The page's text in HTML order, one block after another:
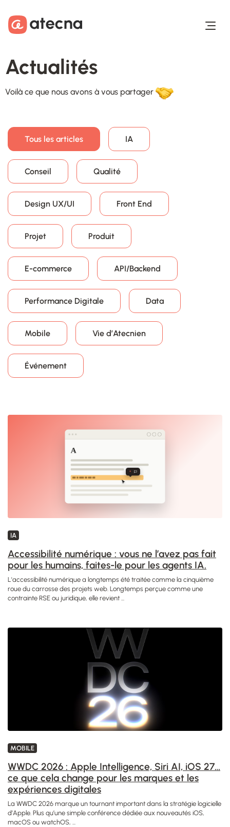
Actualités
Voilà ce que nous avons à vous partager
Tous les articles IA
Conseil Qualité
Design UX/UI Front End
Projet Produit
E-commerce API/Backend
Performance Digitale Data
Mobile Vie d’Atecnien
Événement
IA
Accessibilité numérique : vous ne l’avez pas fait
pour les humains, faites-le pour les agents IA.
L'accessibilité numérique a longtemps été traitée comme la cinquième
roue du carrosse des projets web. Longtemps perçue comme une
contrainte RSE ou juridique, elle revient ...
MOBILE
WWDC 2026 : Apple Intelligence, Siri AI, iOS 27…
ce que cela change pour les marques et les
expériences digitales
La WWDC 2026 marque un tournant important dans la stratégie logicielle
d’Apple. Plus qu’une simple conférence dédiée aux nouveautés iOS,
macOS ou watchOS, ...